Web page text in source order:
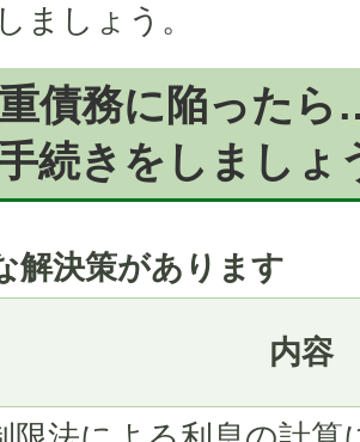
ましょう。
債務に陥った
続きをしましょ
解決策があります
内容